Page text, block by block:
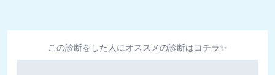
この診断をした人にオススメの診断はコチラ✨